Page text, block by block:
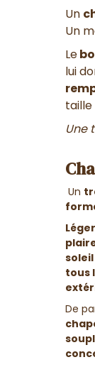
Un
Un
Le
lui
Une
Un
soleil
tous
De